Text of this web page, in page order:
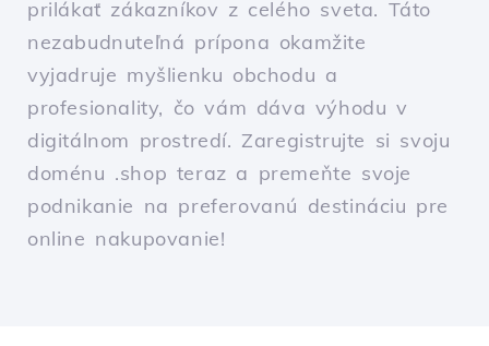
prilákať zákazníkov z celého sveta. Táto
nezabudnuteľná prípona okamžite
vyjadruje myšlienku obchodu a
profesionality, čo vám dáva výhodu v
digitálnom prostredí. Zaregistrujte si svoju
doménu .shop teraz a premeňte svoje
podnikanie na preferovanú destináciu pre
online nakupovanie!